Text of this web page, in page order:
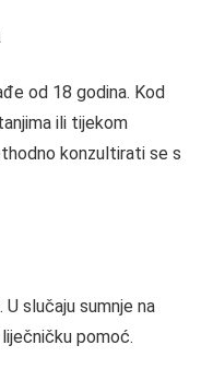
od 18 godina. Kod
ili tijekom
konzultirati se s
slučaju sumnje na
pomoć.